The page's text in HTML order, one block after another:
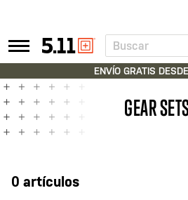
Tactical
Gear
Buscar
ENVÍO GRATIS
GEAR
0 artículos